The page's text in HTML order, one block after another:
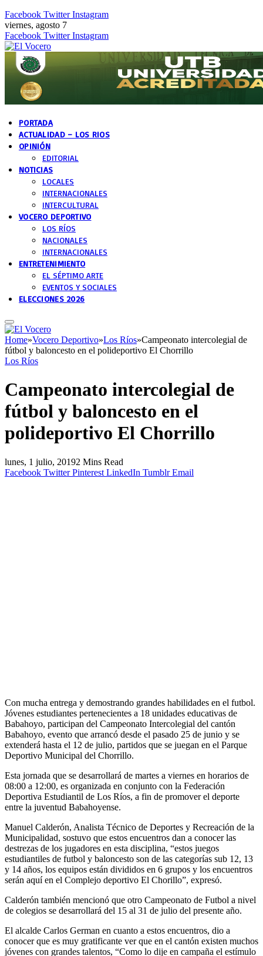
Facebook Twitter Instagram
viernes, agosto 7
Facebook Twitter Instagram
PORTADA
ACTUALIDAD – LOS RIOS
OPINIÓN
EDITORIAL
NOTICIAS
LOCALES
INTERNACIONALES
INTERCULTURAL
VOCERO DEPORTIVO
LOS RÍOS
NACIONALES
INTERNACIONALES
ENTRETENIMIENTO
EL SÉPTIMO ARTE
EVENTOS Y SOCIALES
ELECCIONES 2026
Home»Vocero Deportivo»Los Ríos»Campeonato intercolegial de
fútbol y baloncesto en el polideportivo El Chorrillo
Los Ríos
Campeonato intercolegial de
fútbol y baloncesto en el
polideportivo El Chorrillo
lunes, 1 julio, 20192 Mins Read
Facebook Twitter Pinterest LinkedIn Tumblr Email
Con mucha entrega y demostrando grandes habilidades en el futbol.
Jóvenes estudiantes pertenecientes a 18 unidades educativas de
Babahoyo, participan del Campeonato Intercolegial del cantón
Babahoyo, evento que arrancó desde el pasado 25 de junio y se
extenderá hasta el 12 de julio, partidos que se juegan en el Parque
Deportivo Municipal del Chorrillo.
Esta jornada que se desarrollará de martes a viernes en horarios de
08:00 a 12:00, es organizada en conjunto con la Federación
Deportiva Estudiantil de Los Ríos, a fin de promover el deporte
entre la juventud Babahoyense.
Manuel Calderón, Analista Técnico de Deportes y Recreación de la
Municipalidad, sostuvo que estos encuentros dan a conocer las
destrezas de los jugadores en esta disciplina, “estos juegos
estudiantiles de futbol y baloncesto son de las categorías sub 12, 13
y 14 años, los equipos están divididos en 6 grupos y los encuentros
serán aquí en el Complejo deportivo El Chorillo”, expresó.
Calderón también mencionó que otro Campeonato de Futbol a nivel
de colegios se desarrollará del 15 al 31 de julio del presente año.
El alcalde Carlos German en cuanto a estos encuentros, dio a
conocer que es muy gratificante ver que en el cantón existen muchos
jóvenes con grandes talentos, “Como lo dije en campaña el estímulo